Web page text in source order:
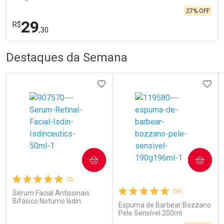
R$29,30
27% OFF
Laboratório
Comprar sem Desconto
Por Menos
Comprar sem Desconto
Destaques da Semana
(2)
Sérum Facial Antissinais
Bifásico Noturno Isdin
ADICIONAR AOS FAVORITOS
COMPRAR
(56)
Espuma de Barbear Bozzano
Pele Sensível 200ml
COMPRAR